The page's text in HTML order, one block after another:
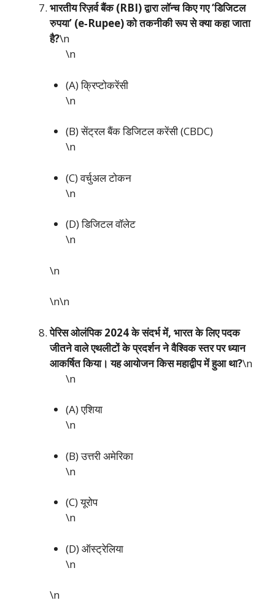
भारतीय रिज़र्व बैंक (RBI) द्वारा लॉन्च किए गए ‘डिजिटल
रुपया’ (e‑Rupee) को तकनीकी रूप से क्या कहा जाता
है?\n
\n
(A) क्रिप्टोकरेंसी
\n
(B) सेंट्रल बैंक डिजिटल करेंसी (CBDC)
\n
(C) वर्चुअल टोकन
\n
(D) डिजिटल वॉलेट
\n
\n
\n\n
पेरिस ओलंपिक 2024 के संदर्भ में, भारत के लिए पदक
जीतने वाले एथलीटों के प्रदर्शन ने वैश्विक स्तर पर ध्यान
आकर्षित किया। यह आयोजन किस महाद्वीप में हुआ था?\n
\n
(A) एशिया
\n
(B) उत्तरी अमेरिका
\n
(C) यूरोप
\n
(D) ऑस्ट्रेलिया
\n
\n